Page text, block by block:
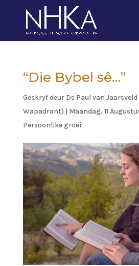
“Die Bybel sê…”
Geskryf deur Ds Paul van
Wapadrant) | Maandag, 11
Persoonlike groei